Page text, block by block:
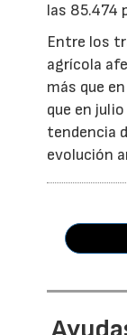
las 85.474
Entre los
agrícola
más que
que en
tendencia
evolución